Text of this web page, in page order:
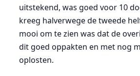
uitstekend, was goed voor 10
kreeg halverwege de tweede
mooi om te zien was dat de
dit goed oppakten en met nog
oplosten.